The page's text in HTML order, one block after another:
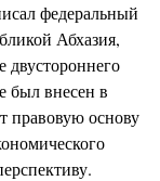
федеральный
Абхазия,
двустороннего
был внесен в
правовую основу